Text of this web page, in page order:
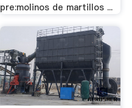
pre:molinos de martillos ...